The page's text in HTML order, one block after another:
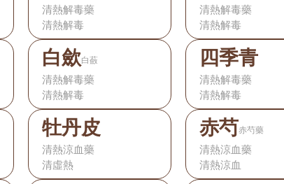
清熱解毒藥
清熱解毒
清熱解毒藥
清熱解毒
白歛白蘞
清熱解毒藥
清熱解毒
四季青
清熱解毒藥
清熱解毒
牡丹皮
清熱涼血藥
清虛熱
赤芍赤芍藥
清熱涼血藥
清熱涼血